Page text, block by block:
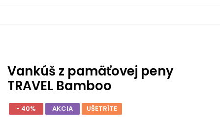
Vankúš z pamäťovej peny
TRAVEL Bamboo
- 40% AKCIA UŠETRÍTE